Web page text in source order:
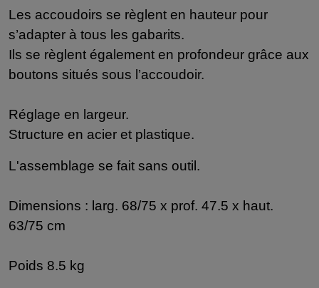
Les accoudoirs se règlent en hauteur pour
s’adapter à tous les gabarits.
Ils se règlent également en profondeur grâce aux
boutons situés sous l’accoudoir.
Réglage en largeur.
Structure en acier et plastique.
L'assemblage se fait sans outil.
Dimensions : larg. 68/75 x prof. 47.5 x haut.
63/75 cm
Poids 8.5 kg